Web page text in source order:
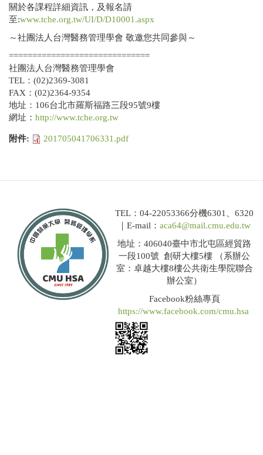
關於各課程詳細資訊，及報名請
至:www.tche.org.tw/UI/D/D10001.aspx
～社團法人台灣醫務管理學會 敬邀您共同參與～
==============================
社團法人台灣醫務管理學會
TEL：(02)2369-3081
FAX：(02)2364-9354
地址：106台北市羅斯福路三段95號9樓
網址： http://www.tche.org.tw
附件: 201705041706331.pdf
TEL：04-22053366分機6301、6320
｜E-mail： aca64@mail.cmu.edu.tw
地址：406040臺中市北屯區經貿路
一段100號 創研大樓5樓 （系辦公
室：卓越大樓8樓公共衛生學院聯合
辦公室）
Facebook粉絲專頁
https://www.facebook.com/cmu.hsa